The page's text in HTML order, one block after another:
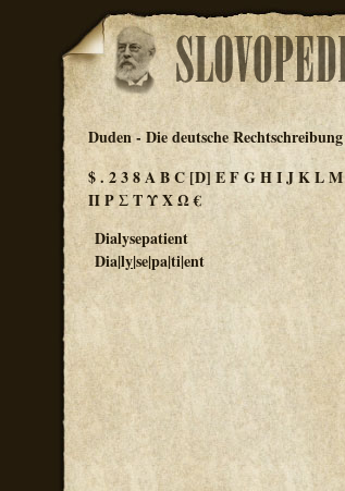
Duden - Die deutsche Rechtschreibung
$. 238ABC[D] EFGHIJKLM
ΠΡΣΤΥΧΩ€
Dialysepatient
Dia|ly|se|pa|ti|ent